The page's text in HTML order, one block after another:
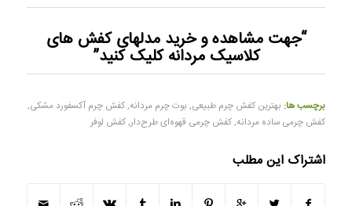
“جهت مشاهده و خریدمدلهای کفش های
کلاسیک مردانهکلیک کنید”
برچسب ها: بهترین کفش چرم طبیعی, بوت چرم مردانه,کفش چرم آکسفورد مشکی,
کفش چرمی ساده مردانه,کفش چرمی قهوه‌ای طرح‌دار,کفش لوفر
اشتراک این مطلب